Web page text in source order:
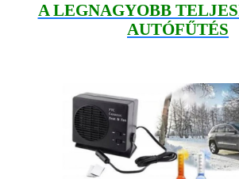
A LEGNAGYOBB
AUTÓFŰTÉS